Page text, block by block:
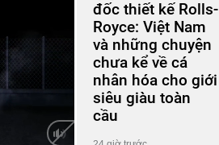
đốc thiết kế Rolls-
Royce: Việt Nam
và những chuyện
chưa kể về cá
nhân hóa cho giới
siêu giàu toàn
cầu